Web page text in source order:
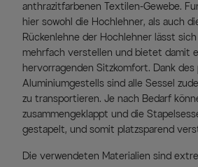
anthrazitfarbenen Textilen-Gewebe.
hier sowohl die Hochlehner, als auch
Rückenlehne der Hochlehner lässt
mehrfach verstellen und bietet damit
hervorragenden Sitzkomfort. Dank
Aluminiumgestells sind alle Sessel
zu transportieren. Je nach Bedarf
zusammengeklappt und die
gestapelt, und somit platzsparend
Die verwendeten Materialien sind